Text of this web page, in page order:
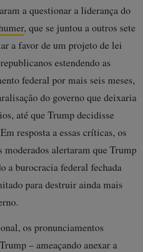
a questionar a liderança do
, que se juntou a outros sete
a favor de um projeto de lei
estendendo as
federal por mais seis meses,
do governo que deixaria
até que Trump decidisse
resposta a essas críticas, os
moderados alertaram que Trump
a burocracia federal fechada
para destruir ainda mais
os pronunciamentos
– ameaçando anexar a